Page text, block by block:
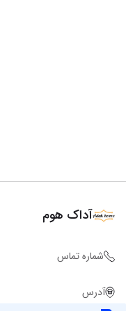
آداک هوم
شماره تماس
آدرس